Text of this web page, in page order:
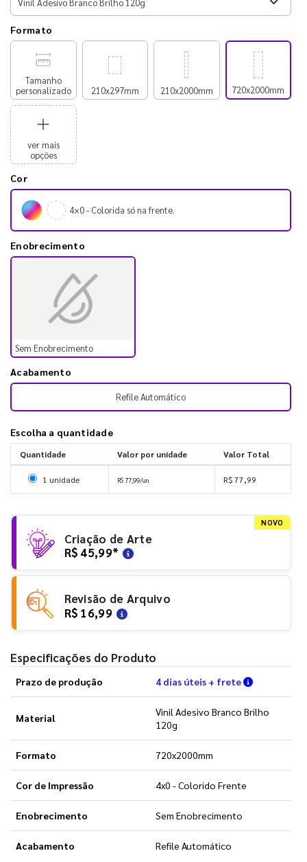
Formato
Tamanho
personalizado
210x297mm 210x2000mm 720x2000mm
ver mais
opções
Cor
4×0 - Colorida só na frente.
Enobrecimento
Sem Enobrecimento
Acabamento
Refile Automático
Escolha a quantidade
Quantidade Valor por unidade Valor Total
Selecionar 1 unidade
1 unidade R$ 77,99/un R$ 77,99
NOVO
Criação de Arte
R$ 45,99*
Revisão de Arquivo
R$ 16,99
Especificações do Produto
Prazo de produção 4 dias úteis + frete Verifique
Material
Vinil Adesivo Branco Brilho
120g
Formato 720x2000mm
Cor de Impressão 4x0 - Colorido Frente
Enobrecimento Sem Enobrecimento
Acabamento Refile Automático